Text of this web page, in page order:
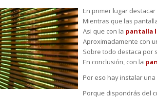
En primer lugar
Mientras que las
Asi que con la pantalla
Aproximadamente con
Sobre todo destaca por
En conclusión, con la
Por eso hay instalar una
Porque dispondrás del